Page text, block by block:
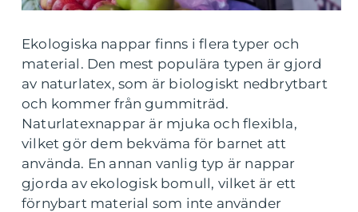
Ekologiska nappar finns i flera typer och
material. Den mest populära typen är gjord
av naturlatex, som är biologiskt nedbrytbart
och kommer från gummiträd.
Naturlatexnappar är mjuka och flexibla,
vilket gör dem bekväma för barnet att
använda. En annan vanlig typ är nappar
gjorda av ekologisk bomull, vilket är ett
förnybart material som inte använder